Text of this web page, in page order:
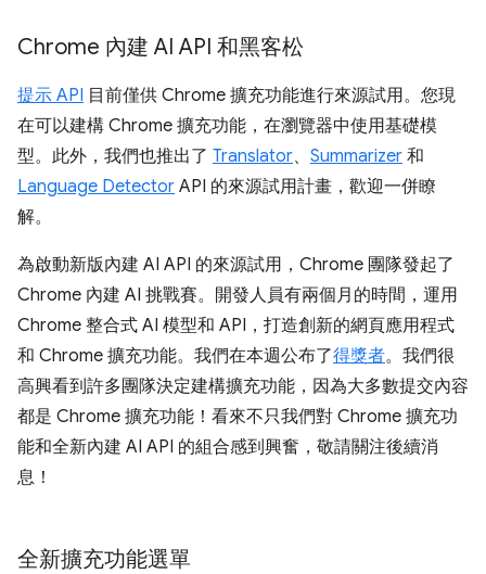
Chrome 內建 AI API 和黑客松
提示 API 目前僅供 Chrome 擴充功能進行來源試用。您現
在可以建構 Chrome 擴充功能，在瀏覽器中使用基礎模
型。此外，我們也推出了 Translator、 Summarizer 和
Language Detector API 的來源試用計畫，歡迎一併瞭
解。
為啟動新版內建 AI API 的來源試用，Chrome 團隊發起了
Chrome 內建 AI 挑戰賽。開發人員有兩個月的時間，運用
Chrome 整合式 AI 模型和 API，打造創新的網頁應用程式
和 Chrome 擴充功能。我們在本週公布了得獎者。我們很
高興看到許多團隊決定建構擴充功能，因為大多數提交內容
都是 Chrome 擴充功能！看來不只我們對 Chrome 擴充功
能和全新內建 AI API 的組合感到興奮，敬請關注後續消
息！
全新擴充功能選單